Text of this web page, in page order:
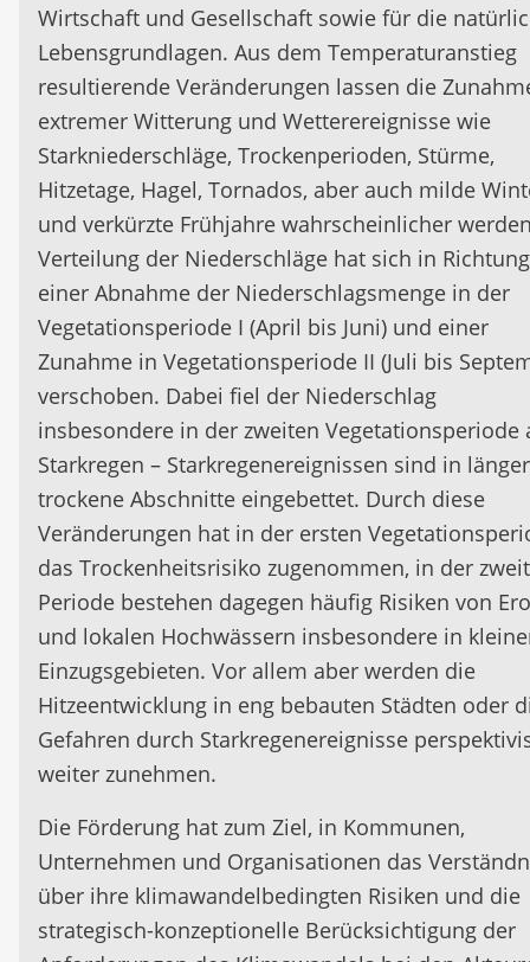
Wirtschaft und Gesellschaft sowie für die
Lebensgrundlagen. Aus dem Temperaturanstieg
resultierende Veränderungen lassen die
extremer Witterung und Wetterereignisse wie
Starkniederschläge, Trockenperioden, Stürme,
Hitzetage, Hagel, Tornados, aber auch milde
und verkürzte Frühjahre wahrscheinlicher
Verteilung der Niederschläge hat sich in Richtung
einer Abnahme der Niederschlagsmenge in der
Vegetationsperiode I (April bis Juni) und einer
Zunahme in Vegetationsperiode II (Juli bis
verschoben. Dabei fiel der Niederschlag
insbesondere in der zweiten Vegetationsperiode
Starkregen – Starkregenereignissen sind in
trockene Abschnitte eingebettet. Durch diese
Veränderungen hat in der ersten
das Trockenheitsrisiko zugenommen, in der
Periode bestehen dagegen häufig Risiken von
und lokalen Hochwässern insbesondere in
Einzugsgebieten. Vor allem aber werden die
Hitzeentwicklung in eng bebauten Städten oder
Gefahren durch Starkregenereignisse
weiter zunehmen.
Die Förderung hat zum Ziel, in Kommunen,
Unternehmen und Organisationen das
über ihre klimawandelbedingten Risiken und die
strategisch-konzeptionelle Berücksichtigung der